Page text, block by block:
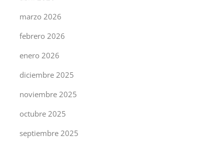
marzo 2026
febrero 2026
enero 2026
diciembre 2025
noviembre 2025
octubre 2025
septiembre 2025